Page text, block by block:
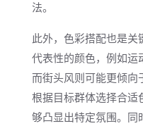
法。
此外，色彩搭配也是关
代表性的颜色，例如运
而街头风则可能更倾向
根据目标群体选择合适
够凸显出特定氛围。同